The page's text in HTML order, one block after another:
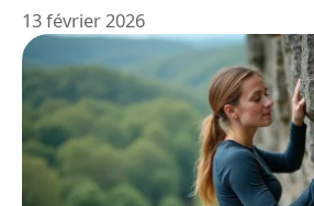
13 février 2026